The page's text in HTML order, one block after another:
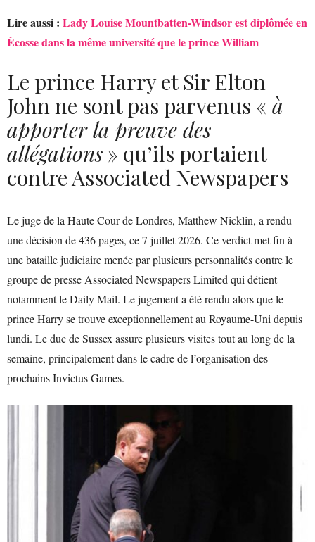
Lire aussi : Lady Louise Mountbatten-Windsor est diplômée en
Écosse dans la même université que le prince William
Le prince Harry et Sir Elton
John ne sont pas parvenus « à
apporter la preuve des
allégations » qu’ils portaient
contre Associated Newspapers
Le juge de la Haute Cour de Londres, Matthew Nicklin, a rendu
une décision de 436 pages, ce 7 juillet 2026. Ce verdict met fin à
une bataille judiciaire menée par plusieurs personnalités contre le
groupe de presse Associated Newspapers Limited qui détient
notamment le Daily Mail. Le jugement a été rendu alors que le
prince Harry se trouve exceptionnellement au Royaume-Uni depuis
lundi. Le duc de Sussex assure plusieurs visites tout au long de la
semaine, principalement dans le cadre de l’organisation des
prochains Invictus Games.